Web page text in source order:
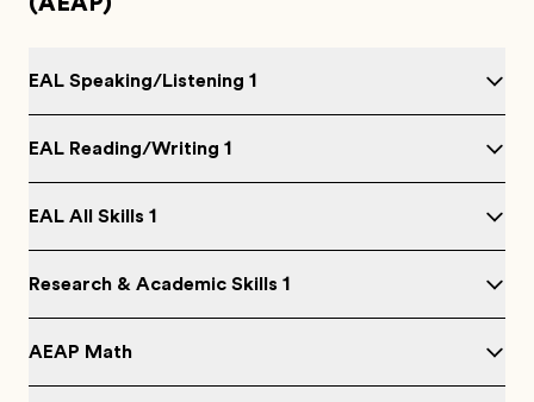
EAL Speaking/Listening 1
EAL Reading/Writing 1
EAL All Skills 1
Research & Academic Skills 1
AEAP Math